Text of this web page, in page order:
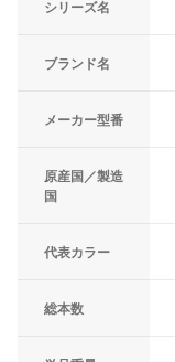
シリーズ名
ブランド名
メーカー型番
原産国／製造
国
代表カラー
総本数